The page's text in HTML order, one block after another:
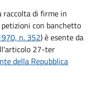
raccolta di firme in
con banchetto
n. 352) è esente da
27-ter
della Repubblica